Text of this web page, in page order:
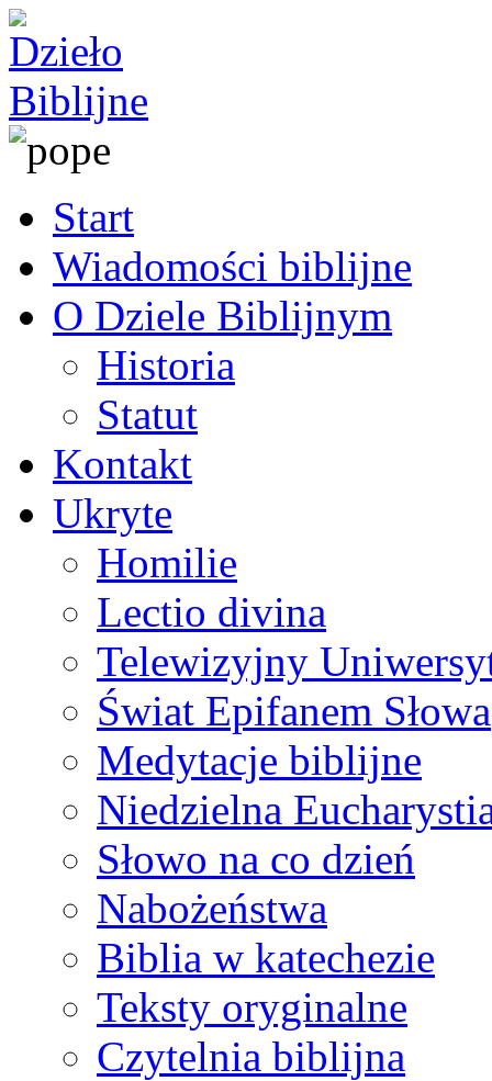
Start
Wiadomości biblijne
O Dziele Biblijnym
Historia
Statut
Kontakt
Ukryte
Homilie
Lectio divina
Telewizyjny
Świat Epifanem Słowa
Medytacje biblijne
Niedzielna
Słowo na co dzień
Nabożeństwa
Biblia w katechezie
Teksty oryginalne
Czytelnia biblijna